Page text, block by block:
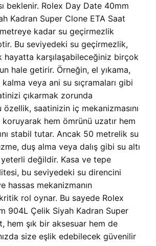
beklenir. Rolex Day Date 40mm
Kadran Super Clone ETA Saat
kadar su geçirmezlik
Bu seviyedeki su geçirmezlik,
hayatta karşılaşabileceğiniz birçok
hale getirir. Örneğin, el yıkama,
veya ani su sıçramaları gibi
çıkarmak zorunda
özellik, saatinizin iç mekanizmasını
hem ömrünü uzatır hem
stabil tutar. Ancak 50 metrelik su
duş alma veya dalış gibi su altı
değildir. Kasa ve tepe
bu seviyedeki su direncini
hassas mekanizmanın
rol oynar. Bu sayede Rolex
904L Çelik Siyah Kadran Super
hem şık bir aksesuar hem de
size eşlik edebilecek güvenilir